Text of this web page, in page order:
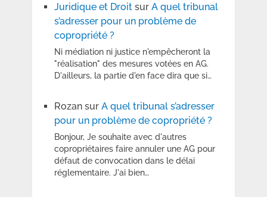
Juridique et Droitsur A quel tribunal
s’adresser pour un problème de
copropriété ?
Ni médiation ni justice n'empêcheront la
"réalisation" des mesures votées en AG.
D'ailleurs, la partie d'en face dira que si…
Rozansur A quel tribunal s’adresser
pour un problème de copropriété ?
Bonjour, Je souhaite avec d'autres
copropriétaires faire annuler une AG pour
défaut de convocation dans le délai
réglementaire. J'ai bien…